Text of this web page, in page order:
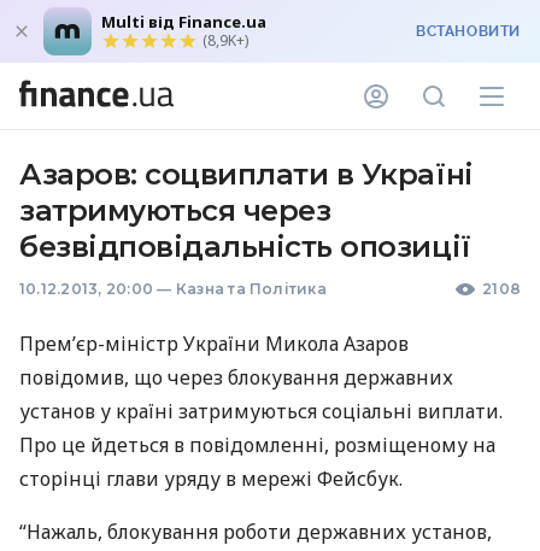
Multi від Finance.ua
(8,9K+) ВСТАНОВИТИ
Азаров: соцвиплати в Україні
затримуються через
безвідповідальність опозиції
10.12.2013, 20:00 — Казна та Політика 2108
Прем’єр-міністр України Микола Азаров
повідомив, що через блокування державних
установ у країні затримуються соціальні виплати.
Про це йдеться в повідомленні, розміщеному на
сторінці глави уряду в мережі Фейсбук.
“Нажаль, блокування роботи державних установ,